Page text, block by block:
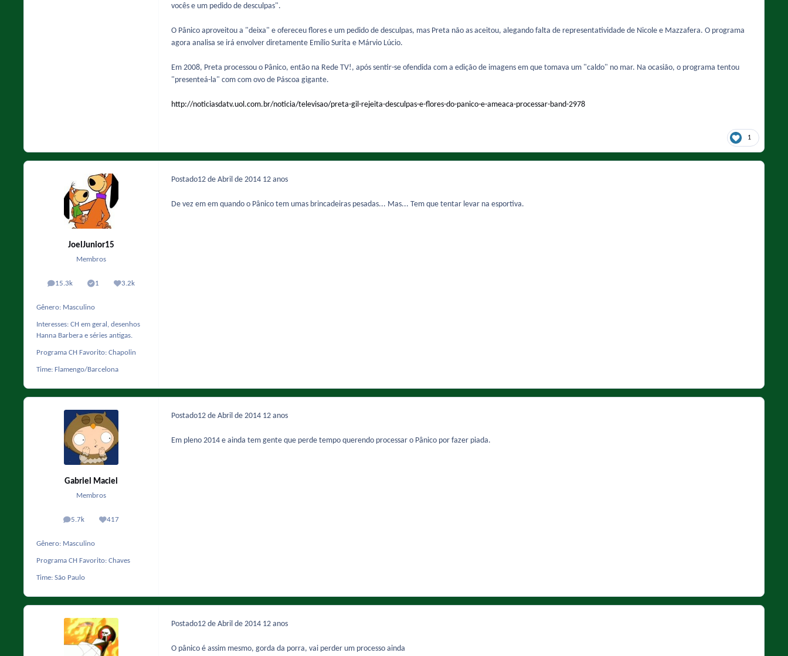
vocês e um pedido de desculpas".
O Pânico aproveitou a "deixa" e ofereceu flores e um pedido de desculpas, mas Preta não as aceitou, alegando falta de representatividade de Nicole e Mazzafera. O programa
agora analisa se irá envolver diretamente Emílio Surita e Márvio Lúcio.
Em 2008, Preta processou o Pânico, então na Rede TV!, após sentir-se ofendida com a edição de imagens em que tomava um "caldo" no mar. Na ocasião, o programa tentou
"presenteá-la" com com ovo de Páscoa gigante.
http://noticiasdatv.uol.com.br/noticia/televisao/preta-gil-rejeita-desculpas-e-flores-do-panico-e-ameaca-processar-band-2978
1
JoelJunior15
Membros
15.3k
posts 1
Solutions3.2k
Reputação
Gênero: Masculino
Interesses: CH em geral, desenhos
Hanna Barbera e séries antigas.
Programa CH Favorito: Chapolin
Time: Flamengo/Barcelona
Postado12 de Abril de 2014 12 anos
De vez em em quando o Pânico tem umas brincadeiras pesadas... Mas... Tem que tentar levar na esportiva.
Gabriel Maciel
Membros
5.7k
posts 417
Reputação
Gênero: Masculino
Programa CH Favorito: Chaves
Time: São Paulo
Postado12 de Abril de 2014 12 anos
Em pleno 2014 e ainda tem gente que perde tempo querendo processar o Pânico por fazer piada.
Postado12 de Abril de 2014 12 anos
O pânico é assim mesmo, gorda da porra, vai perder um processo ainda